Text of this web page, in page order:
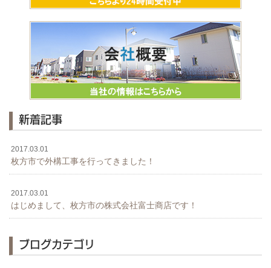
新着記事
2017.03.01
枚方市で外構工事を行ってきました！
2017.03.01
はじめまして、枚方市の株式会社富士商店です！
ブログカテゴリ